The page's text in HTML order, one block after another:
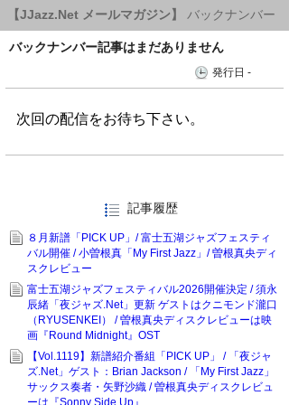
【JJazz.Net メールマガジン】 バックナンバー
バックナンバー記事はまだありません
発行日 -
記事履歴
８月新譜「PICK UP」/ 富士五湖ジャズフェスティ
バル開催 / 小曽根真「My First Jazz」/ 曽根真央ディ
スクレビュー
富士五湖ジャズフェスティバル2026開催決定 / 須永
辰緒「夜ジャズ.Net」更新 ゲストはクニモンド瀧口
（RYUSENKEI） / 曽根真央ディスクレビューは映
画『Round Midnight』OST
【Vol.1119】新譜紹介番組「PICK UP」 / 「夜ジャ
ズ.Net」ゲスト：Brian Jackson / 「My First Jazz」
サックス奏者・矢野沙織 / 曽根真央ディスクレビュ
ーは『Sonny Side Up』